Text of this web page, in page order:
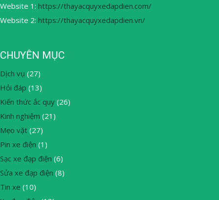
Website 1: https://thayacquyxedapdien.com/
Website 2: https://thayacquyxedapdien.vn/
CHUYÊN MỤC
Dịch vụ (27)
Hỏi đáp (13)
Kiến thức ắc quy (26)
Kinh nghiệm (21)
Mẹo vặt (27)
Pin xe điện (1)
Sạc xe đạp điện (6)
Sửa xe đạp điện (8)
Tin xe (10)